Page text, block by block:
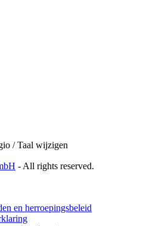
/ Taal wijzigen
- All rights reserved.
en herroepingsbeleid